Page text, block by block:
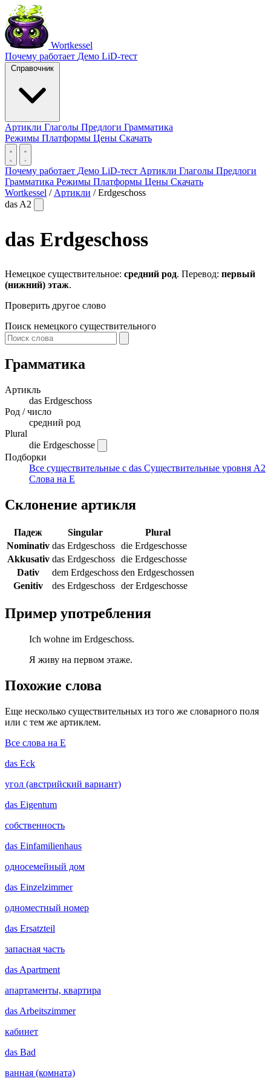
Wortkessel
Почему работает Демо LiD-тест
Справочник
Артикли Глаголы Предлоги Грамматика
Режимы Платформы Цены Скачать
Почему работает Демо LiD-тест Артикли Глаголы Предлоги
Грамматика Режимы Платформы Цены Скачать
Wortkessel / Артикли / Erdgeschoss
das A2
das Erdgeschoss
Немецкое существительное: средний род. Перевод: первый
(нижний) этаж.
Проверить другое слово
Поиск немецкого существительного
Грамматика
Артикль
das Erdgeschoss
Род / число
средний род
Plural
die Erdgeschosse
Подборки
Все существительные с das Существительные уровня A2
Слова на E
Склонение артикля
Падеж Singular
Plural
Nominativ das Erdgeschoss die Erdgeschosse
Akkusativ das Erdgeschoss die Erdgeschosse
Dativ
dem Erdgeschoss den Erdgeschossen
Genitiv
des Erdgeschoss der Erdgeschosse
Пример употребления
Ich wohne im Erdgeschoss.
Я живу на первом этаже.
Похожие слова
Еще несколько существительных из того же словарного поля
или с тем же артиклем.
Все слова на E
das Eck
угол (австрийский вариант)
das Eigentum
собственность
das Einfamilienhaus
односемейный дом
das Einzelzimmer
одноместный номер
das Ersatzteil
запасная часть
das Apartment
апартаменты, квартира
das Arbeitszimmer
кабинет
das Bad
ванная (комната)